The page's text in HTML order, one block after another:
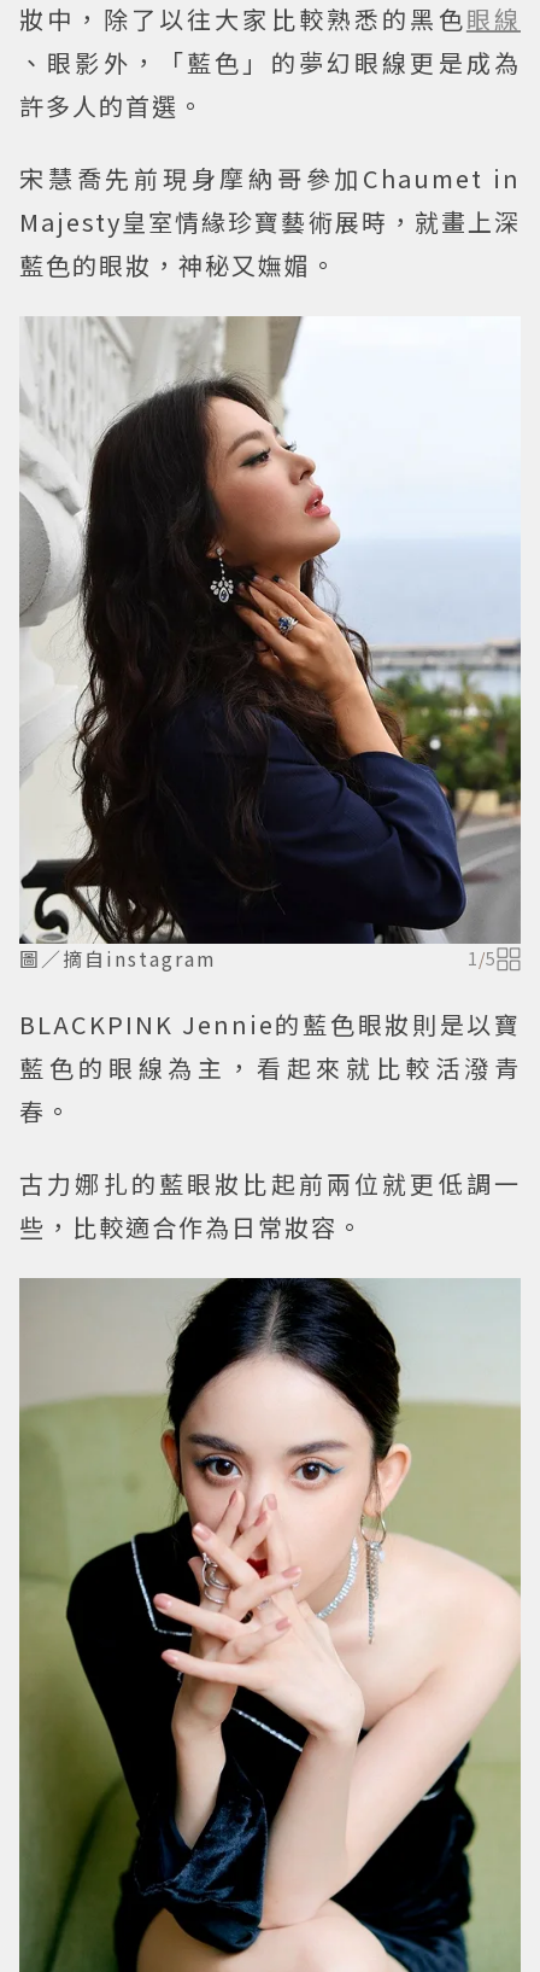
妝中，除了以往大家比較熟悉的黑色眼線
、眼影外，「藍色」的夢幻眼線更是成為
許多人的首選。
宋慧喬先前現身摩納哥參加Chaumet in
Majesty皇室情緣珍寶藝術展時，就畫上深
藍色的眼妝，神秘又嫵媚。
圖／摘自instagram 1/5
BLACKPINK Jennie的藍色眼妝則是以寶
藍色的眼線為主，看起來就比較活潑青
春。
古力娜扎的藍眼妝比起前兩位就更低調一
些，比較適合作為日常妝容。